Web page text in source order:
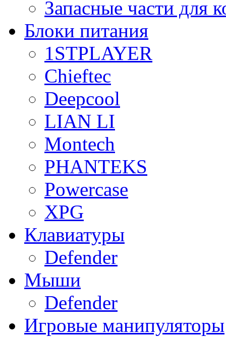
Запасные части для
Блоки питания
1STPLAYER
Chieftec
Deepcool
LIAN LI
Montech
PHANTEKS
Powercase
XPG
Клавиатуры
Defender
Мыши
Defender
Игровые манипуляторы